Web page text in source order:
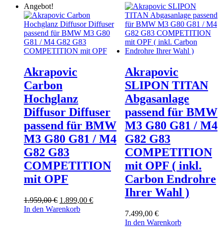
Angebot!
Akrapovic
Carbon
Hochglanz
Diffusor Diffuser
passend für BMW
M3 G80 G81 / M4
G82 G83
COMPETITION
mit OPF
1.959,00€ Ursprünglicher
Preis
1.899,00 €Aktueller
1.899,00 €.
In den Warenkorb
Akrapovic
SLIPON TITAN
Abgasanlage
passend für BMW
M3 G80 G81 / M4
G82 G83
COMPETITION
mit OPF ( inkl.
Carbon Endrohre
Ihrer Wahl )
7.499,00 €
In den Warenkorb